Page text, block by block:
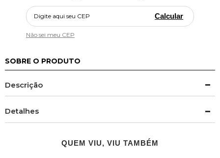
Calcular
Não sei meu CEP
SOBRE O PRODUTO
Descrição
Detalhes
QUEM VIU, VIU TAMBÉM